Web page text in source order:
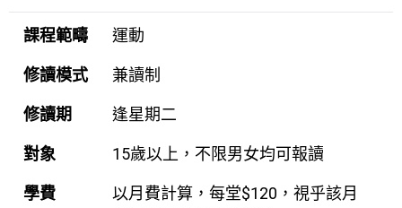
課程範疇 運動
修讀模式 兼讀制
修讀期 逢星期二
對象 15歲以上，不限男女均可報讀
學費
以月費計算，每堂$120，視乎該月